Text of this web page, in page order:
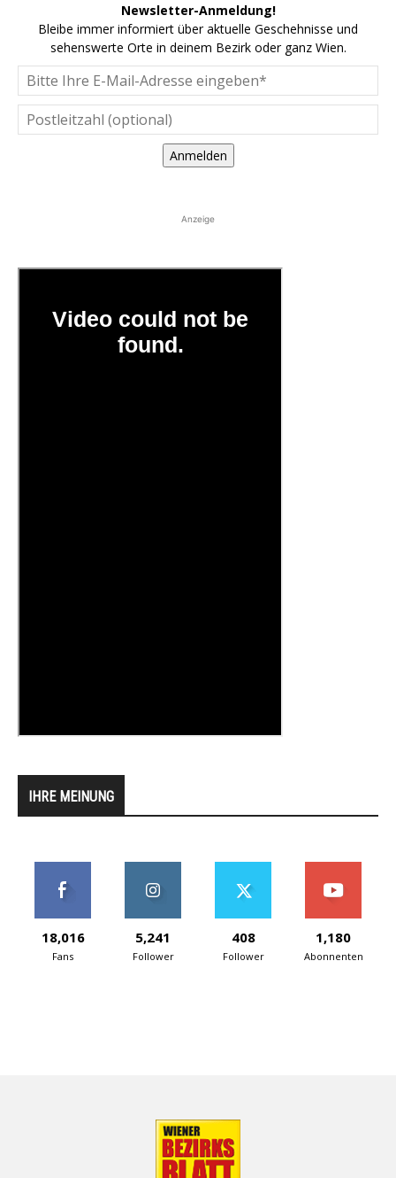
Newsletter-Anmeldung!
Bleibe immer informiert über aktuelle Geschehnisse und
sehenswerte Orte in deinem Bezirk oder ganz Wien.
Anmelden
Anzeige
IHRE MEINUNG
18,016
Fans
5,241
Follower
408
Follower
1,180
Abonnenten